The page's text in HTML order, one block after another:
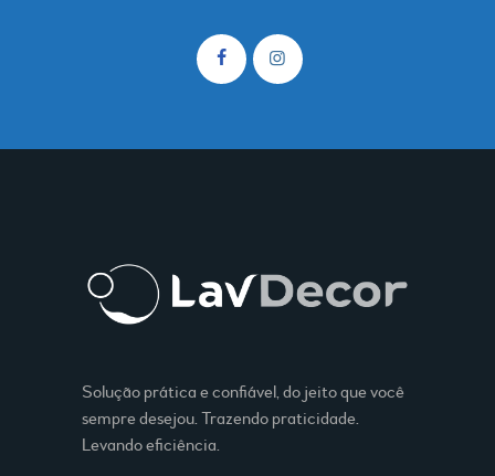
Solução prática e confiável, do jeito que você
sempre desejou. Trazendo praticidade.
Levando eficiência.